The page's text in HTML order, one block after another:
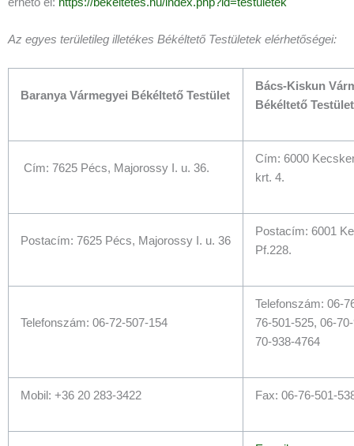
Az egyes területileg illetékes Békéltető Testületek elérhetőségei:
Baranya Vármegyei Békéltető Testület
Bács-Kiskun
Békéltető Testület
Cím: 7625 Pécs, Majorossy I. u. 36.
Cím: 6000
krt. 4.
Postacím: 7625 Pécs, Majorossy I. u. 36
Postacím: 6001
Pf.228.
Telefonszám: 06-72-507-154
Telefonszám: 06-
76-501-525, 06-
70-938-4764
Mobil: +36 20 283-3422 Fax: 06-76-501-